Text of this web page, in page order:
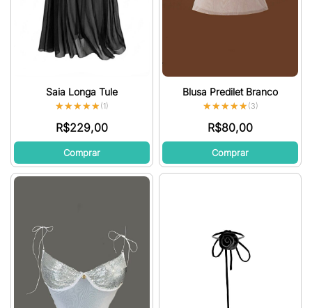
Saia Longa Tule
★★★★★
★★★★★(1)
R$229,00
Comprar
Blusa Predilet Branco
★★★★★
★★★★★(3)
R$80,00
Comprar